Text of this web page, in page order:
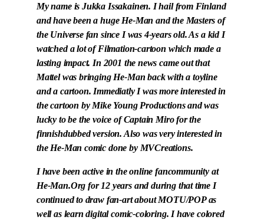
My name is Jukka Issakainen. I hail from Finland
and have been a huge He-Man and the Masters of
the Universe fan since I was 4-years old. As a kid I
watched a lot of Filmation-cartoon which made a
lasting impact. In 2001 the news came out that
Mattel was bringing He-Man back with a toyline
and a cartoon. Immediatly I was more interested in
the cartoon by Mike Young Productions and was
lucky to be the voice of Captain Miro for the
finnishdubbed version. Also was very interested in
the He-Man comic done by MVCreations.
I have been active in the online fancommunity at
He-Man.Org for 12 years and during that time I
continued to draw fan-art about MOTU/POP as
well as learn digital comic-coloring. I have colored